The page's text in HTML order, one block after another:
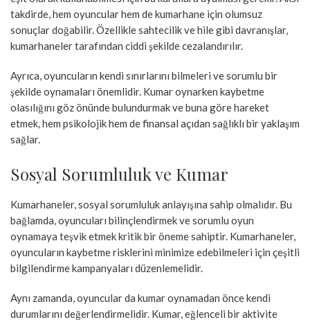
takdirde, hem oyuncular hem de kumarhane için olumsuz
sonuçlar doğabilir. Özellikle sahtecilik ve hile gibi davranışlar,
kumarhaneler tarafından ciddi şekilde cezalandırılır.
Ayrıca, oyuncuların kendi sınırlarını bilmeleri ve sorumlu bir
şekilde oynamaları önemlidir. Kumar oynarken kaybetme
olasılığını göz önünde bulundurmak ve buna göre hareket
etmek, hem psikolojik hem de finansal açıdan sağlıklı bir yaklaşım
sağlar.
Sosyal Sorumluluk ve Kumar
Kumarhaneler, sosyal sorumluluk anlayışına sahip olmalıdır. Bu
bağlamda, oyuncuları bilinçlendirmek ve sorumlu oyun
oynamaya teşvik etmek kritik bir öneme sahiptir. Kumarhaneler,
oyuncuların kaybetme risklerini minimize edebilmeleri için çeşitli
bilgilendirme kampanyaları düzenlemelidir.
Aynı zamanda, oyuncular da kumar oynamadan önce kendi
durumlarını değerlendirmelidir. Kumar, eğlenceli bir aktivite